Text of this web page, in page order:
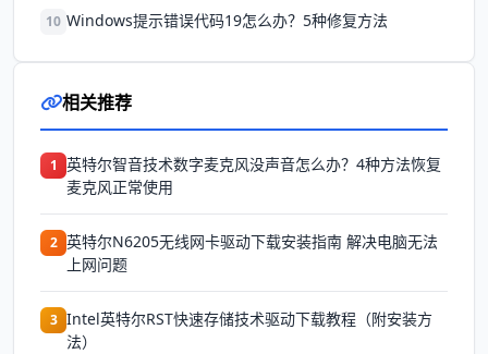
10 Windows提示错误代码19怎么办？5种修复方法
相关推荐
1 英特尔智音技术数字麦克风没声音怎么办？4种方法恢复
麦克风正常使用
2 英特尔N6205无线网卡驱动下载安装指南 解决电脑无法
上网问题
3 Intel英特尔RST快速存储技术驱动下载教程（附安装方
法）